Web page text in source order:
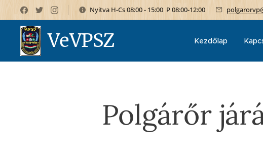
Nyitva H-Cs 08:00 - 15:00 P 08:00-12:00
VeVPSZ Kezdőlap
Polgárőr